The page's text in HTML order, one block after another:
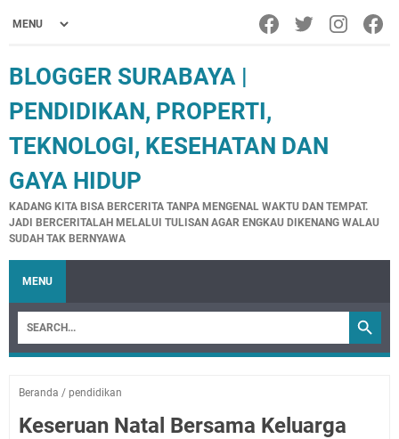
BLOGGER SURABAYA |
PENDIDIKAN, PROPERTI,
TEKNOLOGI, KESEHATAN DAN
GAYA HIDUP
KADANG KITA BISA BERCERITA TANPA MENGENAL WAKTU DAN TEMPAT.
JADI BERCERITALAH MELALUI TULISAN AGAR ENGKAU DIKENANG WALAU
SUDAH TAK BERNYAWA
MENU
Beranda / pendidikan
Keseruan Natal Bersama Keluarga